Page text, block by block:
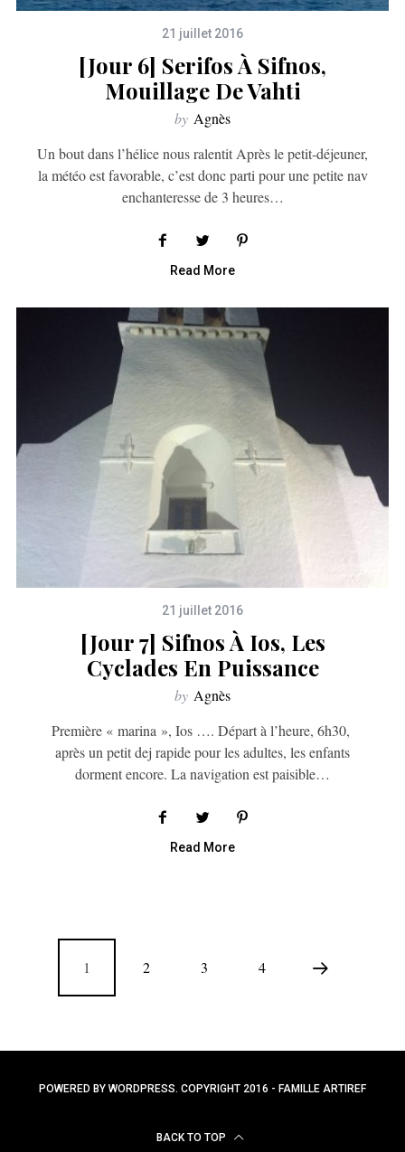
21 juillet 2016
[Jour 6] Serifos À Sifnos,
Mouillage De Vahti
by Agnès
Un bout dans l’hélice nous ralentit Après le petit-déjeuner,
la météo est favorable, c’est donc parti pour une petite nav
enchanteresse de 3 heures…
Read More
21 juillet 2016
[Jour 7] Sifnos À Ios, Les
Cyclades En Puissance
by Agnès
Première « marina », Ios …. Départ à l’heure, 6h30,
après un petit dej rapide pour les adultes, les enfants
dorment encore. La navigation est paisible…
Read More
1 2 3 4
POWERED BY WORDPRESS. COPYRIGHT 2016 - FAMILLE ARTIREF
BACK TO TOP